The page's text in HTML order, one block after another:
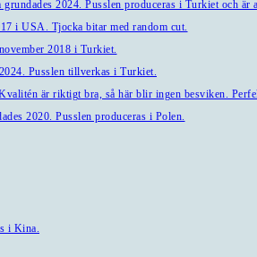
2024. Pusslen produceras i Turkiet och är
i USA. Tjocka bitar med random cut.
2018 i Turkiet.
Pusslen tillverkas i Turkiet.
är riktigt bra, så här blir ingen besviken.
2020. Pusslen produceras i Polen.
i Kina.